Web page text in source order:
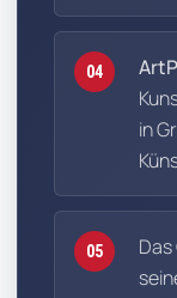
04
in
05 Das